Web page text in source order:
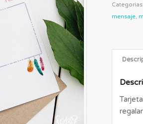
Categorías:
mensaje,